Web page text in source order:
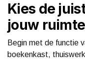
Kies de
jouw ruimte
Begin met de functie
boekenkast,